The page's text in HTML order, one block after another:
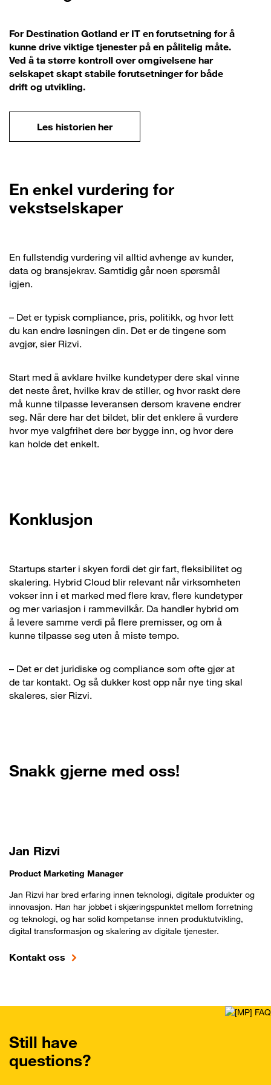
For Destination Gotland er IT en forutsetning for å
kunne drive viktige tjenester på en pålitelig måte.
Ved å ta større kontroll over omgivelsene har
selskapet skapt stabile forutsetninger for både
drift og utvikling.
Les historien her
En enkel vurdering for
vekstselskaper
En fullstendig vurdering vil alltid avhenge av kunder,
data og bransjekrav. Samtidig går noen spørsmål
igjen.
– Det er typisk compliance, pris, politikk, og hvor lett
du kan endre løsningen din. Det er de tingene som
avgjør, sier Rizvi.
Start med å avklare hvilke kundetyper dere skal vinne
det neste året, hvilke krav de stiller, og hvor raskt dere
må kunne tilpasse leveransen dersom kravene endrer
seg. Når dere har det bildet, blir det enklere å vurdere
hvor mye valgfrihet dere bør bygge inn, og hvor dere
kan holde det enkelt.
Konklusjon
Startups starter i skyen fordi det gir fart, fleksibilitet og
skalering. Hybrid Cloud blir relevant når virksomheten
vokser inn i et marked med flere krav, flere kundetyper
og mer variasjon i rammevilkår. Da handler hybrid om
å levere samme verdi på flere premisser, og om å
kunne tilpasse seg uten å miste tempo.
– Det er det juridiske og compliance som ofte gjør at
de tar kontakt. Og så dukker kost opp når nye ting skal
skaleres, sier Rizvi.
Snakk gjerne med oss!
Jan Rizvi
Product Marketing Manager
Jan Rizvi har bred erfaring innen teknologi, digitale produkter og
innovasjon. Han har jobbet i skjæringspunktet mellom forretning
og teknologi, og har solid kompetanse innen produktutvikling,
digital transformasjon og skalering av digitale tjenester.
Kontakt oss
Still have
questions?